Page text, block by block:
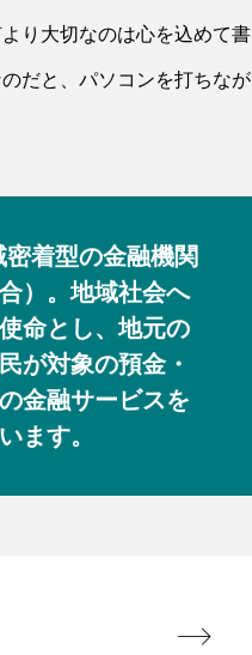
り大切なのは心を込めて書
だと、パソコンを打ちなが
密着型の金融機関
合）。地域社会へ
命とし、地元の
が対象の預金・
金融サービスを
ます。